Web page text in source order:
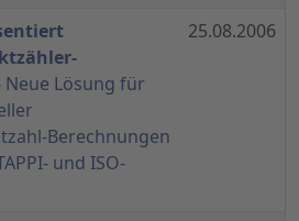
Neue Lösung für
Berechnungen
und ISO-
25.08.2006